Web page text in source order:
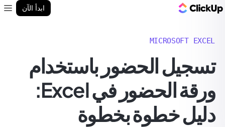
ابدأ الآن
MICROSOFT EXCEL
تسجيل الحضور باستخدام
ورقة الحضور في Excel:
دليل خطوة بخطوة